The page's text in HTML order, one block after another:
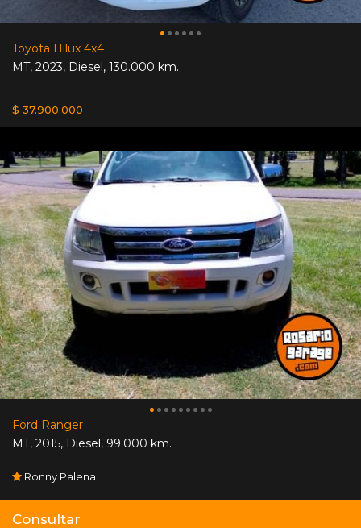
Toyota Hilux 4x4
MT, 2023, Diesel, 130.000 km.
$ 37.900.000
Ford Ranger
MT, 2015, Diesel, 99.000 km.
Ronny Palena
Consultar